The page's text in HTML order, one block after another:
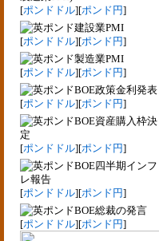
[ポンドドル][ポンド円]
建設業PMI
[ポンドドル][ポンド円]
製造業PMI
[ポンドドル][ポンド円]
BOE政策金利発表
[ポンドドル][ポンド円]
BOE資産購入枠決
定
[ポンドドル][ポンド円]
BOE四半期インフ
レ報告
[ポンドドル][ポンド円]
BOE総裁の発言
[ポンドドル][ポンド円]